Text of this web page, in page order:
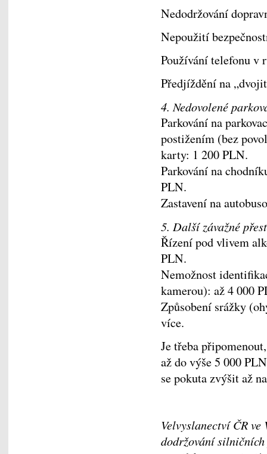
Nedodržování
Nepoužití
Používání telefonu v
Předjíždění na
4. Nedovolené
Parkování na
postižením (bez
karty: 1 200 PLN.
Parkování na
PLN.
Zastavení na
5. Další závažné
Řízení pod vlivem
PLN.
Nemožnost
kamerou): až 4 000
Způsobení srážky
více.
Je třeba
až do výše 5 000
se pokuta zvýšit až
Velvyslanectví ČR
dodržování